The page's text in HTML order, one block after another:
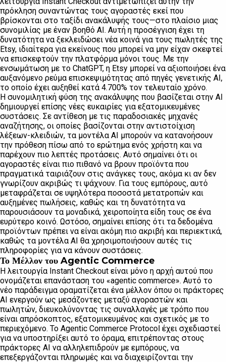
πρόκληση συναντώντας τους αγοραστές εκεί που
βρίσκονται στο ταξίδι ανακάλυψής τους—στο πλαίσιο μιας
συνομιλίας με έναν βοηθό AI. Αυτή η προσέγγιση έχει τη
δυνατότητα να ξεκλειδώσει νέα κοινά για τους πωλητές της
Etsy, ιδιαίτερα για εκείνους που μπορεί να μην είχαν σκεφτεί
να επισκεφτούν την πλατφόρμα μόνοι τους. Με την
ενσωμάτωση με το ChatGPT, η Etsy μπορεί να αξιοποιήσει ένα
αυξανόμενο ρεύμα επισκεψιμότητας από πηγές γενετικής AI,
το οποίο έχει αυξηθεί κατά 4.700% τον τελευταίο χρόνο.
Η συνομιλητική φύση της ανακάλυψης που βασίζεται στην AI
δημιουργεί επίσης νέες ευκαιρίες για εξατομικευμένες
συστάσεις. Σε αντίθεση με τις παραδοσιακές μηχανές
αναζήτησης, οι οποίες βασίζονται στην αντιστοίχιση
λέξεων-κλειδιών, τα μοντέλα AI μπορούν να κατανοήσουν
την πρόθεση πίσω από το ερώτημα ενός χρήστη και να
παρέχουν πιο λεπτές προτάσεις. Αυτό σημαίνει ότι οι
αγοραστές είναι πιο πιθανό να βρουν προϊόντα που
πραγματικά ταιριάζουν στις ανάγκες τους, ακόμα κι αν δεν
γνωρίζουν ακριβώς τι ψάχνουν. Για τους εμπόρους, αυτό
μεταφράζεται σε υψηλότερα ποσοστά μετατροπών και
αυξημένες πωλήσεις, καθώς και τη δυνατότητα να
παρουσιάσουν τα μοναδικά, χειροποίητα είδη τους σε ένα
ευρύτερο κοινό. Ωστόσο, σημαίνει επίσης ότι τα δεδομένα
προϊόντων πρέπει να είναι ακόμη πιο ακριβή και περιεκτικά,
καθώς τα μοντέλα AI θα χρησιμοποιήσουν αυτές τις
πληροφορίες για να κάνουν συστάσεις.
Το Μέλλον του Agentic Commerce
Η λειτουργία Instant Checkout είναι μόνο η αρχή αυτού που
ονομάζεται επανάσταση του «agentic commerce». Αυτό το
νέο παράδειγμα οραματίζεται ένα μέλλον όπου οι πράκτορες
AI ενεργούν ως μεσάζοντες μεταξύ αγοραστών και
πωλητών, διευκολύνοντας τις συναλλαγές με τρόπο που
είναι απρόσκοπτος, εξατομικευμένος και σχετικός με το
περιεχόμενο. Το Agentic Commerce Protocol έχει σχεδιαστεί
για να υποστηρίξει αυτό το όραμα, επιτρέποντας στους
πράκτορες AI να αλληλεπιδρούν με εμπόρους, να
επεξεργάζονται πληρωμές και να διαχειρίζονται την